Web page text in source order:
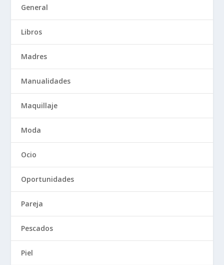
General
Libros
Madres
Manualidades
Maquillaje
Moda
Ocio
Oportunidades
Pareja
Pescados
Piel